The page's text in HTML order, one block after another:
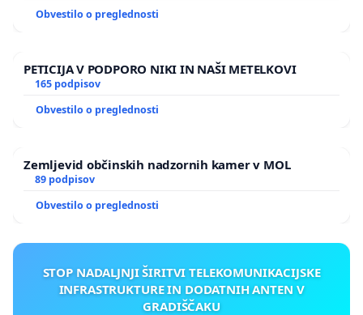
Obvestilo o preglednosti
PETICIJA V PODPORO NIKI IN NAŠI METELKOVI
165 podpisov
Obvestilo o preglednosti
Zemljevid občinskih nadzornih kamer v MOL
89 podpisov
Obvestilo o preglednosti
STOP NADALJNJI ŠIRITVI TELEKOMUNIKACIJSKE
INFRASTRUKTURE IN DODATNIH ANTEN V
GRADIŠČAKU